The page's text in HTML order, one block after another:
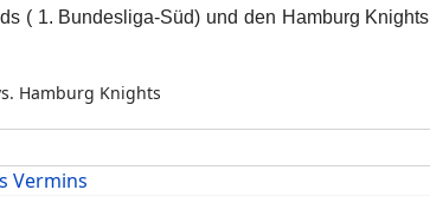
( 1. Bundesliga-Süd) und den Hamburg Knights
Hamburg Knights